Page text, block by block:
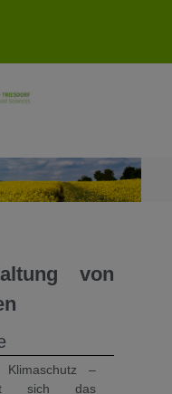
von
Klimaschutz –
sich das